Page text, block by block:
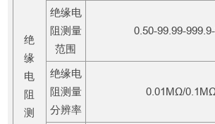
绝
缘
电
阻
测
绝缘电
阻测量
范围
0.50-99.99-
绝缘电
阻测量
分辨率
0.01MΩ/